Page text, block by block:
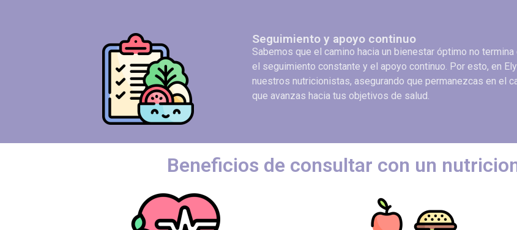
Seguimiento y apoyo continuo
Sabemos que el camino hacia un bienestar óptimo no
el seguimiento constante y el apoyo continuo. Por esto, en
nuestros nutricionistas, asegurando que permanezcas en el
que avanzas hacia tus objetivos de salud.
Beneficios de consultar con un